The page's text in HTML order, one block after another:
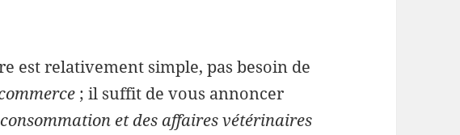
est relativement simple, pas besoin de
; il suffit de vous annoncer
et des affaires vétérinaires